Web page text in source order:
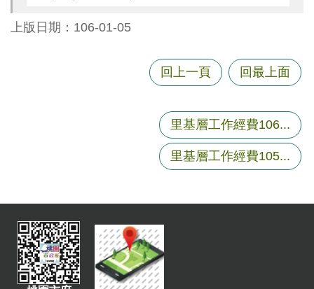
告
生
活
便
民
上版日期：106-01-05
回上一頁 回最上面
里基層工作經費106...
里基層工作經費105...